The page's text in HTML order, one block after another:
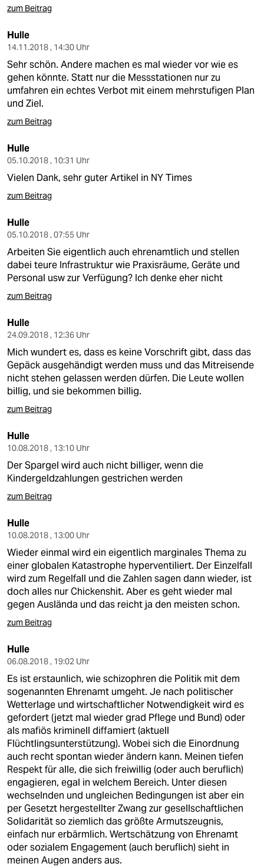
zum Beitrag
Hulle
14.11.2018 , 14:30 Uhr
Sehr schön. Andere machen es mal wieder vor wie es
gehen könnte. Statt nur die Messstationen nur zu
umfahren ein echtes Verbot mit einem mehrstufigen Plan
und Ziel.
zum Beitrag
Hulle
05.10.2018 , 10:31 Uhr
Vielen Dank, sehr guter Artikel in NY Times
zum Beitrag
Hulle
05.10.2018 , 07:55 Uhr
Arbeiten Sie eigentlich auch ehrenamtlich und stellen
dabei teure Infrastruktur wie Praxisräume, Geräte und
Personal usw zur Verfügung? Ich denke eher nicht
zum Beitrag
Hulle
24.09.2018 , 12:36 Uhr
Mich wundert es, dass es keine Vorschrift gibt, dass das
Gepäck ausgehändigt werden muss und das Mitreisende
nicht stehen gelassen werden dürfen. Die Leute wollen
billig, und sie bekommen billig.
zum Beitrag
Hulle
10.08.2018 , 13:10 Uhr
Der Spargel wird auch nicht billiger, wenn die
Kindergeldzahlungen gestrichen werden
zum Beitrag
Hulle
10.08.2018 , 13:00 Uhr
Wieder einmal wird ein eigentlich marginales Thema zu
einer globalen Katastrophe hyperventiliert. Der Einzelfall
wird zum Regelfall und die Zahlen sagen dann wieder, ist
doch alles nur Chickenshit. Aber es geht wieder mal
gegen Auslända und das reicht ja den meisten schon.
zum Beitrag
Hulle
06.08.2018 , 19:02 Uhr
Es ist erstaunlich, wie schizophren die Politik mit dem
sogenannten Ehrenamt umgeht. Je nach politischer
Wetterlage und wirtschaftlicher Notwendigkeit wird es
gefordert (jetzt mal wieder grad Pflege und Bund) oder
als mafiös kriminell diffamiert (aktuell
Flüchtlingsunterstützung). Wobei sich die Einordnung
auch recht spontan wieder ändern kann. Meinen tiefen
Respekt für alle, die sich freiwillig (oder auch beruflich)
engagieren, egal in welchem Bereich. Unter diesen
wechselnden und ungleichen Bedingungen ist aber ein
per Gesetzt hergestellter Zwang zur gesellschaftlichen
Solidarität so ziemlich das größte Armutszeugnis,
einfach nur erbärmlich. Wertschätzung von Ehrenamt
oder sozialem Engagement (auch beruflich) sieht in
meinen Augen anders aus.